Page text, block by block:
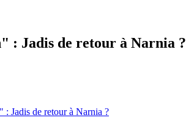
: Jadis de retour à Narnia ?